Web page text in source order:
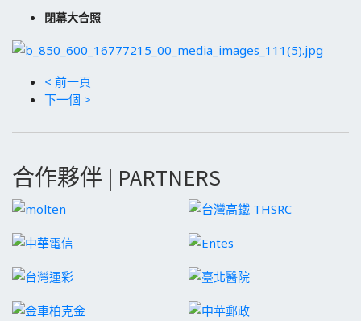
閉幕大合照
< 前一頁
下一個 >
合作夥伴 | PARTNERS